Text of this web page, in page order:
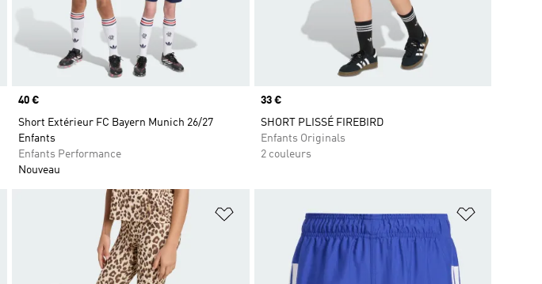
Prix
40 €
Short Extérieur FC Bayern Munich 26/27
Enfants
Enfants Performance
Nouveau
Prix
33 €
SHORT PLISSÉ FIREBIRD
Enfants Originals
2 couleurs
Ajouter à la Liste de produits favoris Ajouter à la Liste de produits favoris